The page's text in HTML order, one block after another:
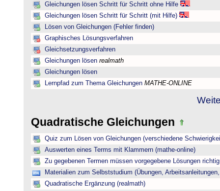
Gleichungen lösen Schritt für Schritt ohne Hilfe
Gleichungen lösen Schritt für Schritt (mit Hilfe)
Lösen von Gleichungen (Fehler finden)
Graphisches Lösungsverfahren
Gleichsetzungsverfahren
Gleichungen lösen realmath
Gleichungen lösen
Lernpfad zum Thema Gleichungen MATHE-ONLINE
Quadratische Gleichungen
Quiz zum Lösen von Gleichungen (verschiedene
Auswerten eines Terms mit Klammern (mathe-online)
Zu gegebenen Termen müssen vorgegebene Lösungen
Materialien zum Selbststudium (Übungen,
Quadratische Ergänzung (realmath)